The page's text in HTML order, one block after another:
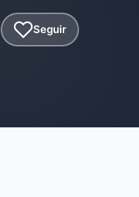
Seguir